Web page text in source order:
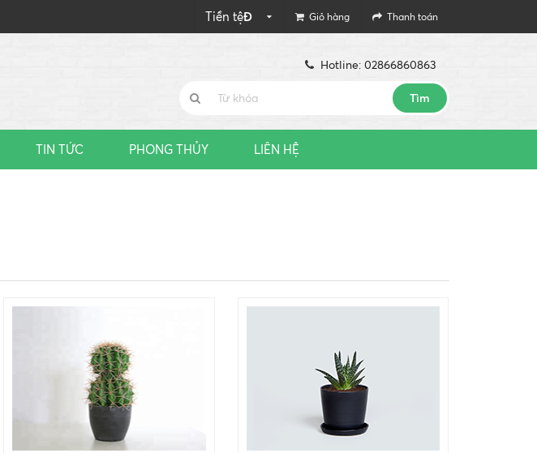
Đ
Tiền tệ Giỏ hàng Thanh toán
Hotline: 02866860863
Tìm
TIN TỨC PHONG THỦY LIÊN HỆ